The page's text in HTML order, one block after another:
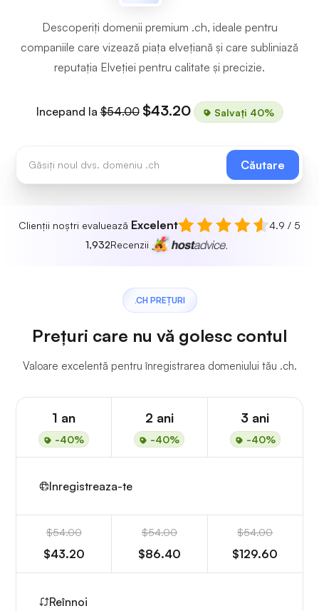
Descoperiți domenii premium .ch, ideale pentru
companiile care vizează piața elvețiană și care subliniază
reputația Elveției pentru calitate și precizie.
Incepand la$54.00 $43.20 Salvați 40%
Căutare
Clienții noștri evaluează Excelent
4.9 / 5
1,932Recenzii
.CH PREȚURI
Prețuri care nu vă golesc contul
Valoare excelentă pentru înregistrarea domeniului tău .ch.
1 an
-40%
2 ani
-40%
3 ani
-40%
Inregistreaza-te
$54.00
$43.20
$54.00
$86.40
$54.00
$129.60
Reînnoi